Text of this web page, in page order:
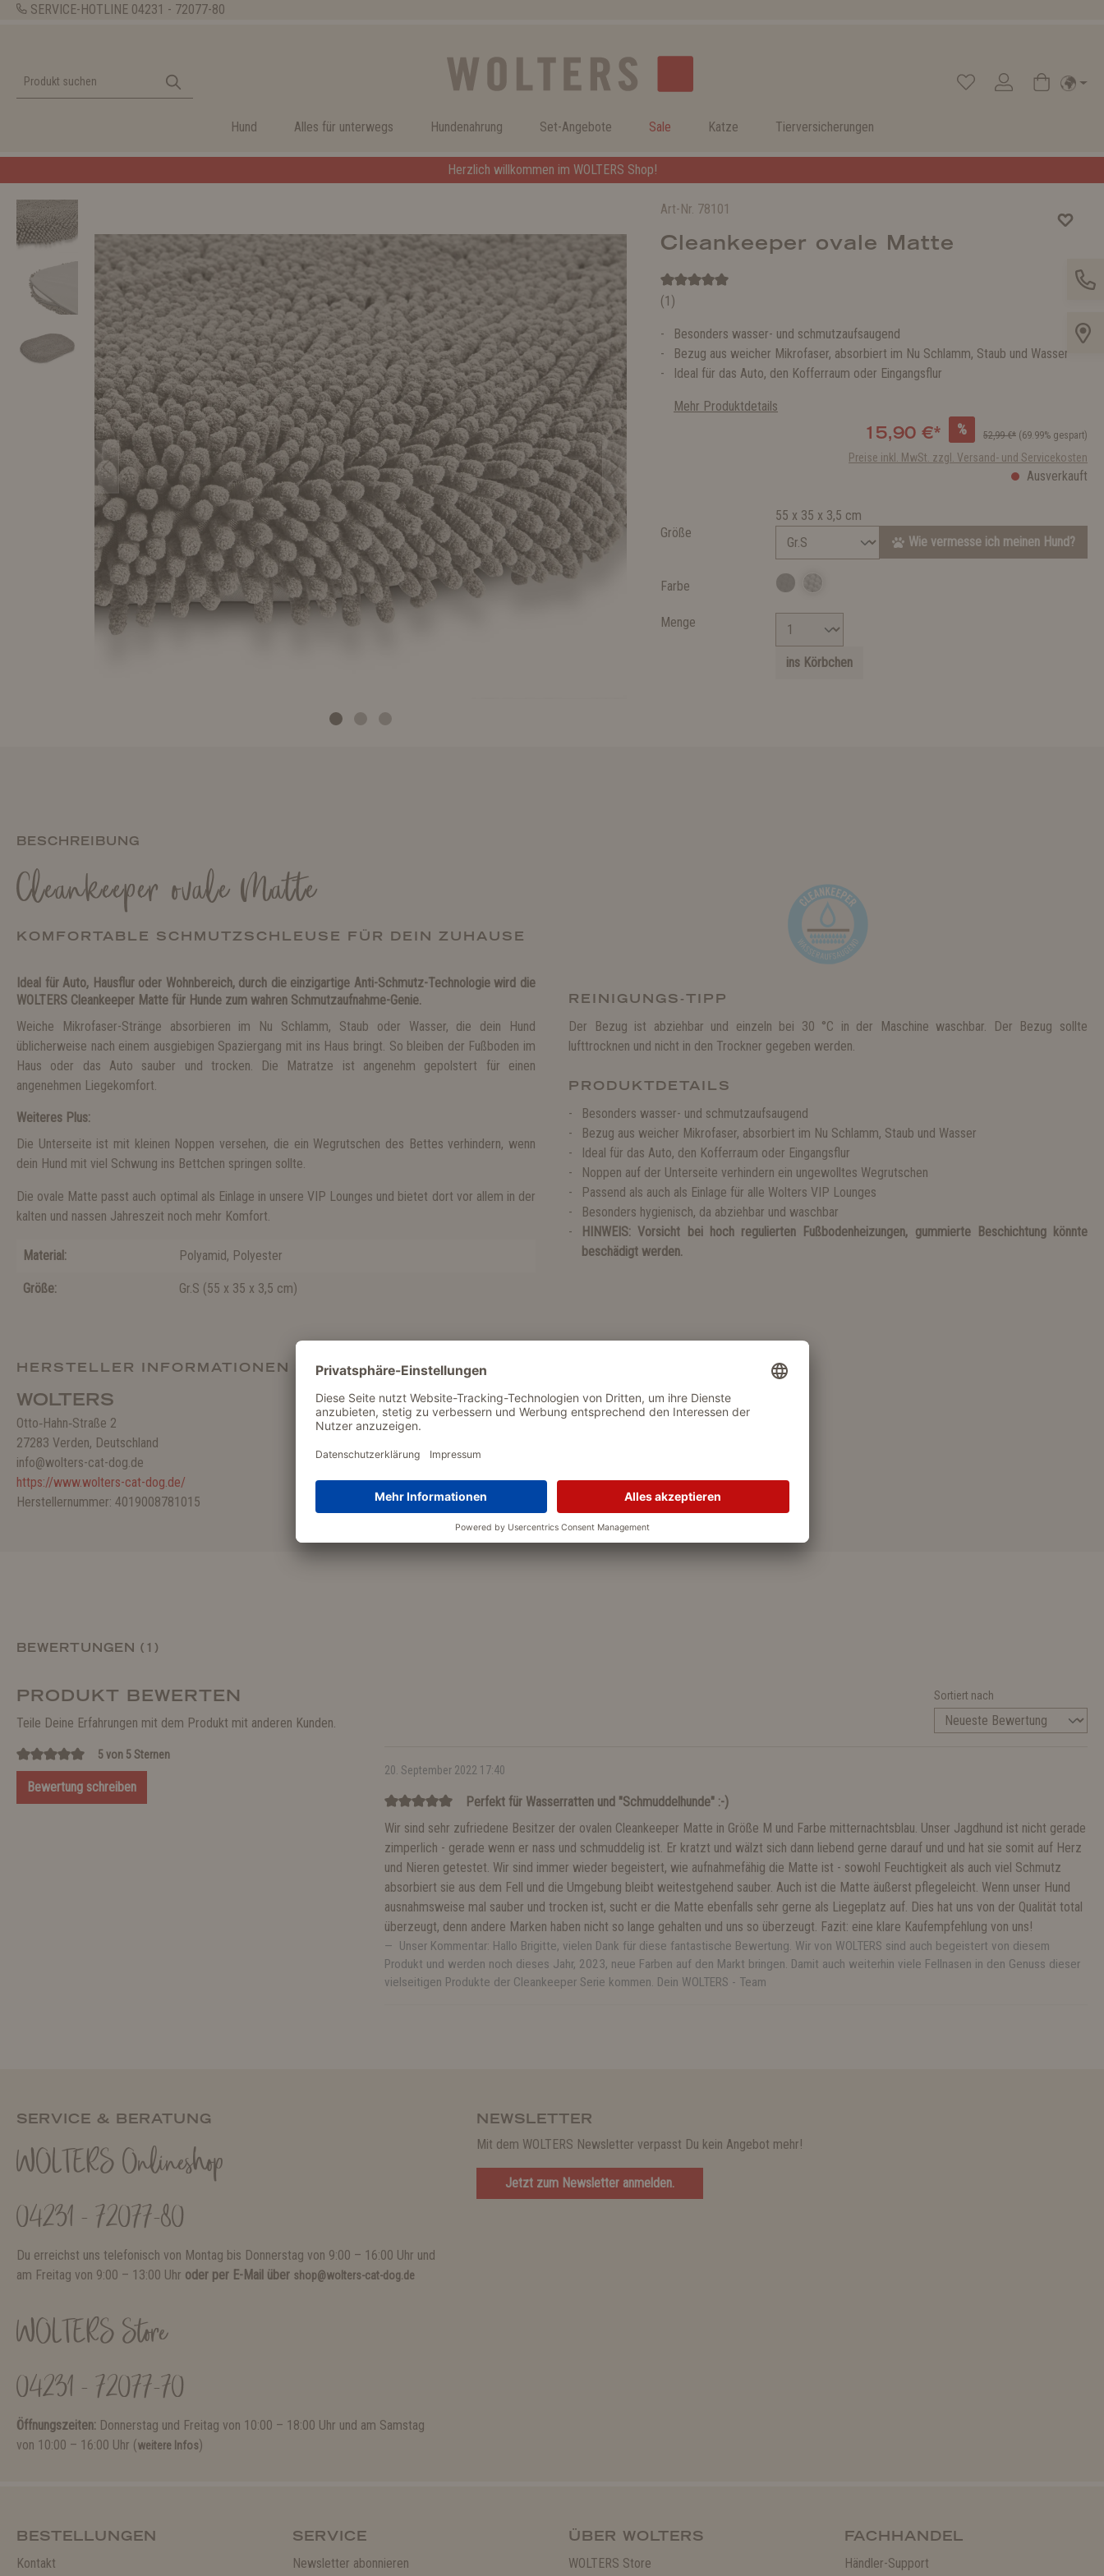
SERVICE-HOTLINE 04231 - 72077-80
Hund Alles für unterwegs Hundenahrung Set-Angebote Sale Katze Tierversicherungen
Herzlich willkommen im WOLTERS Shop!
Art-Nr. 78101
Cleankeeper ovale Matte
(1)
Besonders wasser- und schmutzaufsaugend
Bezug aus weicher Mikrofaser, absorbiert im Nu Schlamm, Staub und Wasser
Ideal für das Auto, den Kofferraum oder Eingangsflur
Mehr Produktdetails
15,90 €* % 52,99 €* (69.99% gespart)
Preise inkl. MwSt. zzgl. Versand- und Servicekosten
Ausverkauft
Größe
55 x 35 x 3,5 cm
Wie vermesse ich meinen Hund?
Farbe
Menge
ins Körbchen
BESCHREIBUNG
Cleankeeper ovale Matte
KOMFORTABLE SCHMUTZSCHLEUSE FÜR DEIN ZUHAUSE
Ideal für Auto, Hausflur oder Wohnbereich, durch die einzigartige Anti-Schmutz-Technologie wird die
WOLTERS Cleankeeper Matte für Hunde zum wahren Schmutzaufnahme-Genie.
Weiche Mikrofaser-Stränge absorbieren im Nu Schlamm, Staub oder Wasser, die dein Hund
üblicherweise nach einem ausgiebigen Spaziergang mit ins Haus bringt. So bleiben der Fußboden im
Haus oder das Auto sauber und trocken. Die Matratze ist angenehm gepolstert für einen
angenehmen Liegekomfort.
Weiteres Plus:
Die Unterseite ist mit kleinen Noppen versehen, die ein Wegrutschen des Bettes verhindern, wenn
dein Hund mit viel Schwung ins Bettchen springen sollte.
Die ovale Matte passt auch optimal als Einlage in unsere VIP Lounges und bietet dort vor allem in der
kalten und nassen Jahreszeit noch mehr Komfort.
Material: Polyamid, Polyester
Größe: Gr.S (55 x 35 x 3,5 cm)
HERSTELLER INFORMATIONEN
WOLTERS
Otto‑Hahn‑Straße 2
27283 Verden, Deutschland
info@wolters-cat-dog.de
https://www.wolters-cat-dog.de/
Herstellernummer: 4019008781015
REINIGUNGS-TIPP
Der Bezug ist abziehbar und einzeln bei 30 °C in der Maschine waschbar. Der Bezug sollte
lufttrocknen und nicht in den Trockner gegeben werden.
PRODUKTDETAILS
Besonders wasser- und schmutzaufsaugend
Bezug aus weicher Mikrofaser, absorbiert im Nu Schlamm, Staub und Wasser
Ideal für das Auto, den Kofferraum oder Eingangsflur
Noppen auf der Unterseite verhindern ein ungewolltes Wegrutschen
Passend als auch als Einlage für alle Wolters VIP Lounges
Besonders hygienisch, da abziehbar und waschbar
HINWEIS: Vorsicht bei hoch regulierten Fußbodenheizungen, gummierte Beschichtung könnte
beschädigt werden.
BEWERTUNGEN (1)
PRODUKT BEWERTEN
Teile Deine Erfahrungen mit dem Produkt mit anderen Kunden.
5 von 5 Sternen
Bewertung schreiben
Sortiert nach
20. September 2022 17:40
Perfekt für Wasserratten und "Schmuddelhunde" :-)
Wir sind sehr zufriedene Besitzer der ovalen Cleankeeper Matte in Größe M und Farbe mitternachtsblau. Unser Jagdhund ist nicht gerade
zimperlich - gerade wenn er nass und schmuddelig ist. Er kratzt und wälzt sich dann liebend gerne darauf und und hat sie somit auf Herz
und Nieren getestet. Wir sind immer wieder begeistert, wie aufnahmefähig die Matte ist - sowohl Feuchtigkeit als auch viel Schmutz
absorbiert sie aus dem Fell und die Umgebung bleibt weitestgehend sauber. Auch ist die Matte äußerst pflegeleicht. Wenn unser Hund
ausnahmsweise mal sauber und trocken ist, sucht er die Matte ebenfalls sehr gerne als Liegeplatz auf. Dies hat uns von der Qualität total
überzeugt, denn andere Marken haben nicht so lange gehalten und uns so überzeugt. Fazit: eine klare Kaufempfehlung von uns!
Unser Kommentar: Hallo Brigitte, vielen Dank für diese fantastische Bewertung. Wir von WOLTERS sind auch begeistert von diesem
Produkt und werden noch dieses Jahr, 2023, neue Farben auf den Markt bringen. Damit auch weiterhin viele Fellnasen in den Genuss dieser
vielseitigen Produkte der Cleankeeper Serie kommen. Dein WOLTERS - Team
SERVICE & BERATUNG
WOLTERS Onlineshop
04231 - 72077-80
Du erreichst uns telefonisch von Montag bis Donnerstag von 9:00 – 16:00 Uhr und
am Freitag von 9:00 – 13:00 Uhr oder per E-Mail über shop@wolters-cat-dog.de
WOLTERS Store
04231 - 72077-70
Öffnungszeiten: Donnerstag und Freitag von 10:00 – 18:00 Uhr und am Samstag
von 10:00 – 16:00 Uhr (weitere Infos)
NEWSLETTER
Mit dem WOLTERS Newsletter verpasst Du kein Angebot mehr!
Jetzt zum Newsletter anmelden.
BESTELLUNGEN
Kontakt
SERVICE
Newsletter abonnieren
ÜBER WOLTERS
WOLTERS Store
FACHHANDEL
Händler-Support